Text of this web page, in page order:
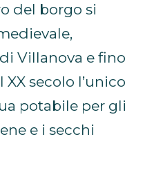
del borgo si
Villanova e fino
secolo l’unico
potabile per gli
e i secchi